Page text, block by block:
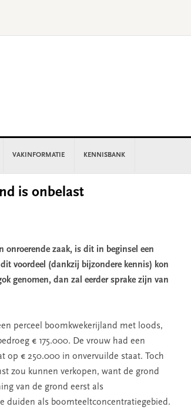
VAKINFORMATIE KENNISBANK
is onbelast
onroerende zaak, is dit in beginsel een
voordeel (dankzij bijzondere kennis) kon
genomen, dan zal eerder sprake zijn van
perceel boomkwekerijland met loods,
€ 175.000. De vrouw had een
op € 250.000 in onvervuilde staat. Toch
zou kunnen verkopen, want de grond
van de grond eerst als
duiden als boomteeltconcentratiegebied.